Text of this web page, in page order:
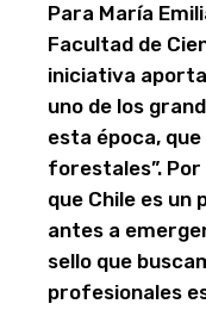
Para María
Facultad de
iniciativa
uno de los
esta época,
forestales”.
que Chile es un
antes a
sello que
profesionales